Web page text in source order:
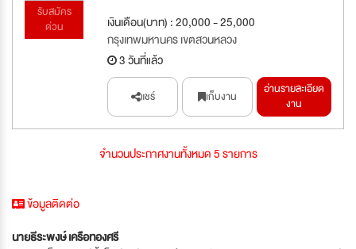
รับสมัคร
ด่วน
เงินเดือน(บาท) : 20,000 - 25,000
กรุงเทพมหานคร เขตสวนหลวง
3 วันที่แล้ว
แชร์ เก็บงาน
อ่านรายละเอียด
งาน
จำนวนประกาศงานทั้งหมด 5 รายการ
ข้อมูลติดต่อ
นายธีระพงษ์ เครือทองศรี